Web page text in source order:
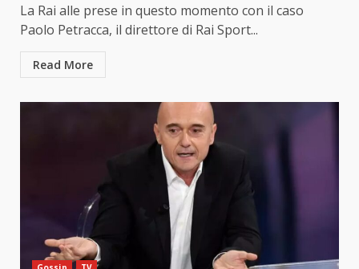
La Rai alle prese in questo momento con il caso
Paolo Petracca, il direttore di Rai Sport...
Read More